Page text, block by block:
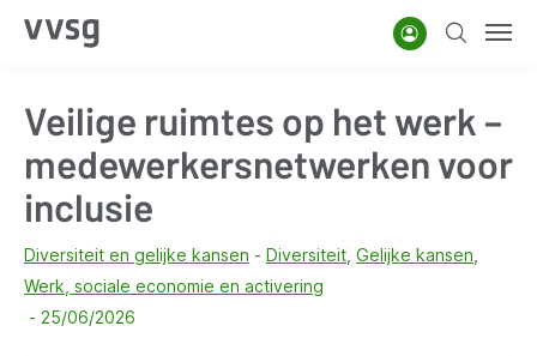
Overslaan
gaan
AccountZoeken
Veilige ruimtes op het werk –
medewerkersnetwerken voor
inclusie
Diversiteit en gelijke kansen Diversiteit Gelijke kansen
Werk, sociale economie en activering
25/06/2026